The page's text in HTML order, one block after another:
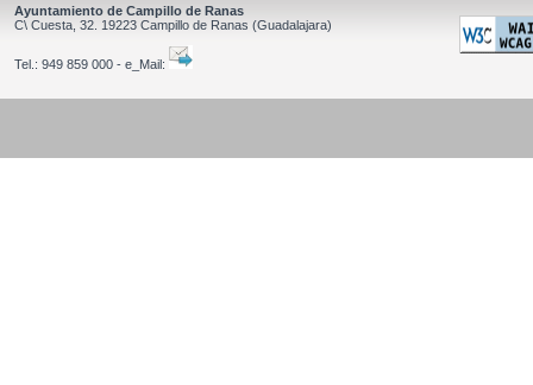
Ayuntamiento de Campillo de Ranas
C\ Cuesta, 32. 19223 Campillo de Ranas (Guadalajara)
Tel.: 949 859 000 - e_Mail: